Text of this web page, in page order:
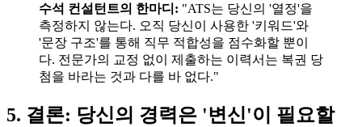
수석 컨설턴트의 한마디: "ATS는 당신의 '열정'을
측정하지 않는다. 오직 당신이 사용한 '키워드'와
'문장 구조'를 통해 직무 적합성을 점수화할 뿐이
다. 전문가의 교정 없이 제출하는 이력서는 복권 당
첨을 바라는 것과 다를 바 없다."
5. 결론: 당신의 경력은 '변신'이 필요할